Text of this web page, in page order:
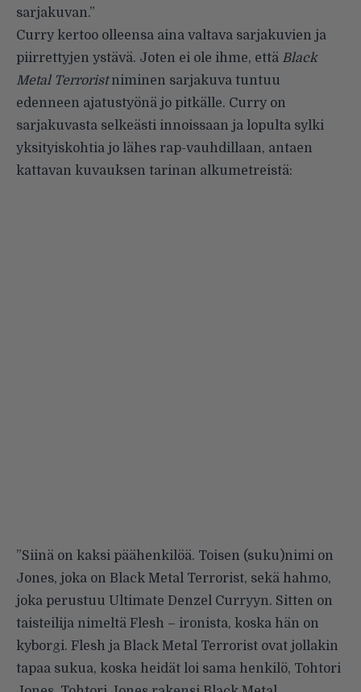
sarjakuvan.”
Curry kertoo olleensa aina valtava sarjakuvien ja
piirrettyjen ystävä. Joten ei ole ihme, että Black
Metal Terroristniminen sarjakuva tuntuu
edenneen ajatustyönä jo pitkälle. Curry on
sarjakuvasta selkeästi innoissaan ja lopulta sylki
yksityiskohtia jo lähes rap-vauhdillaan, antaen
kattavan kuvauksen tarinan alkumetreistä:
”Siinä on kaksi päähenkilöä. Toisen (suku)nimi on
Jones, joka on Black Metal Terrorist, sekä hahmo,
joka perustuu Ultimate Denzel Curryyn. Sitten on
taisteilija nimeltä Flesh – ironista, koska hän on
kyborgi. Flesh ja Black Metal Terrorist ovat jollakin
tapaa sukua, koska heidät loi sama henkilö, Tohtori